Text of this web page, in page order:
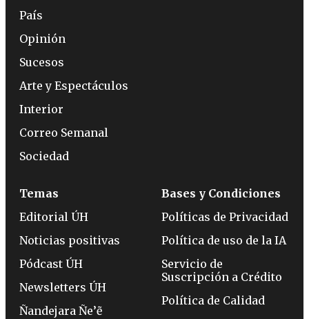
País
Opinión
Sucesos
Arte y Espectáculos
Interior
Correo Semanal
Sociedad
Temas
Editorial ÚH
Noticias positivas
Pódcast ÚH
Newsletters ÚH
Ñandejara Ñe’ẽ
Bases y Condiciones
Políticas de Privacidad
Política de uso de la IA
Servicio de
Suscripción a Crédito
Política de Calidad